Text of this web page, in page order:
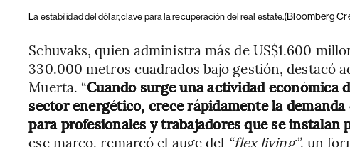
La estabilidad del dólar, clave para la recuperación del real estate.(Bloomberg
Schuvaks, quien administra más de US$1.600
330.000 metros cuadrados bajo gestión, destacó
Muerta. “Cuando surge una actividad económica
sector energético, crece rápidamente la
para profesionales y trabajadores que se instalan
ese marco, remarcó el auge del “flex living”, un